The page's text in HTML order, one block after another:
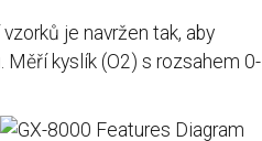
je navržen tak, aby
kyslík (O2) s rozsahem 0-